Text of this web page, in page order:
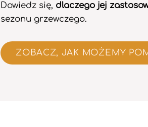
Dowiedz się, dlaczego jej
sezonu grzewczego.
ZOBACZ, JAK MOŻEMY